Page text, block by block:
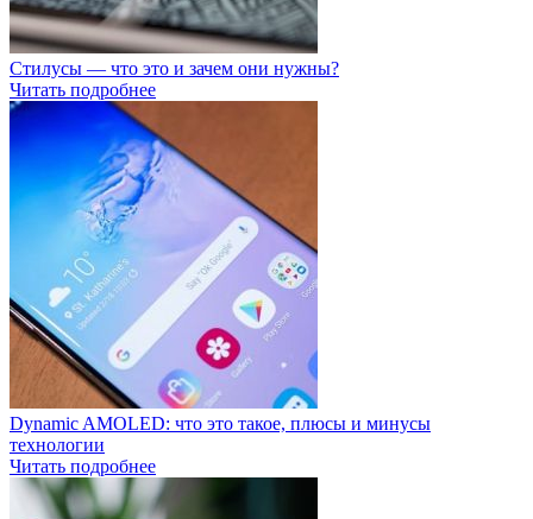
Стилусы — что это и зачем они нужны?
Читать подробнее
Dynamic AMOLED: что это такое, плюсы и минусы
технологии
Читать подробнее